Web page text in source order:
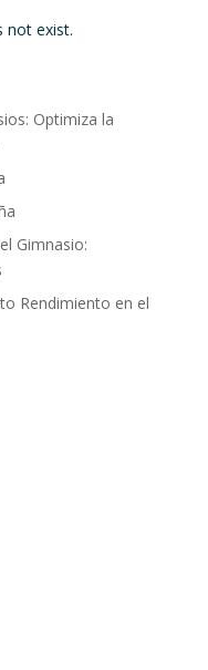
not exist.
Optimiza la
Gimnasio:
Rendimiento en el